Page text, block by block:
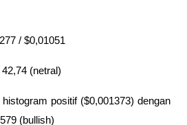
/ $0,01051
(netral)
positif ($0,001373) dengan
(bullish)